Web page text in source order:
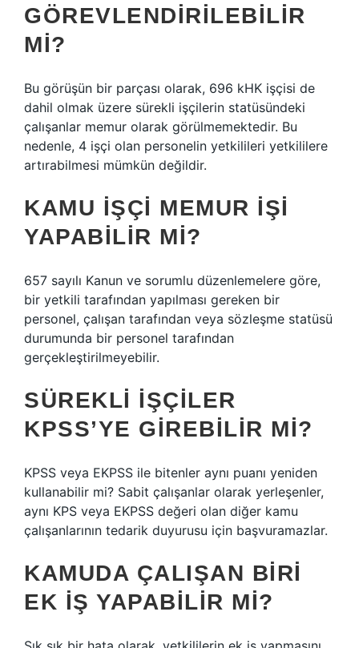
GÖREVLENDIRILEBILIR
MI?
Bu görüşün bir parçası olarak, 696 kHK işçisi de
dahil olmak üzere sürekli işçilerin statüsündeki
çalışanlar memur olarak görülmemektedir. Bu
nedenle, 4 işçi olan personelin yetkilileri yetkililere
artırabilmesi mümkün değildir.
KAMU IŞÇI MEMUR IŞI
YAPABILIR MI?
657 sayılı Kanun ve sorumlu düzenlemelere göre,
bir yetkili tarafından yapılması gereken bir
personel, çalışan tarafından veya sözleşme statüsü
durumunda bir personel tarafından
gerçekleştirilmeyebilir.
SÜREKLI IŞÇILER
KPSS’YE GIREBILIR MI?
KPSS veya EKPSS ile bitenler aynı puanı yeniden
kullanabilir mi? Sabit çalışanlar olarak yerleşenler,
aynı KPS veya EKPSS değeri olan diğer kamu
çalışanlarının tedarik duyurusu için başvuramazlar.
KAMUDA ÇALIŞAN BIRI
EK IŞ YAPABILIR MI?